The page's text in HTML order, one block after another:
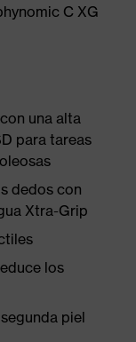
C XG
una alta
para tareas
dedos con
Xtra-Grip
los
piel